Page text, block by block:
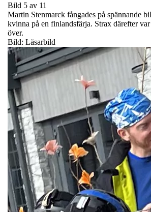
Bild 5 av 11
Martin Stenmarck fångades på spännande
kvinna på en finlandsfärja. Strax därefter
över.
Bild: Läsarbild